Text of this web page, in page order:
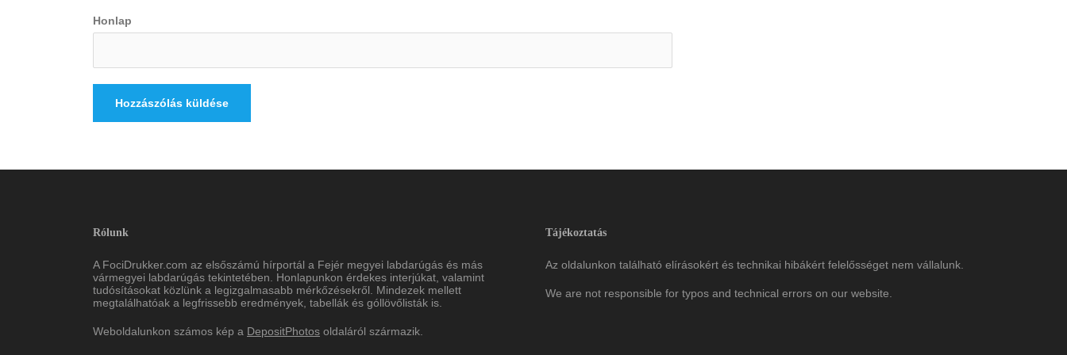
Honlap
Rólunk
A FociDrukker.com az elsőszámú hírportál a Fejér megyei labdarúgás és más
vármegyei labdarúgás tekintetében. Honlapunkon érdekes interjúkat, valamint
tudósításokat közlünk a legizgalmasabb mérkőzésekről. Mindezek mellett
megtalálhatóak a legfrissebb eredmények, tabellák és góllövőlisták is.
Weboldalunkon számos kép a DepositPhotos oldaláról származik.
Tájékoztatás
Az oldalunkon található elírásokért és technikai hibákért felelősséget nem vállalunk.
We are not responsible for typos and technical errors on our website.